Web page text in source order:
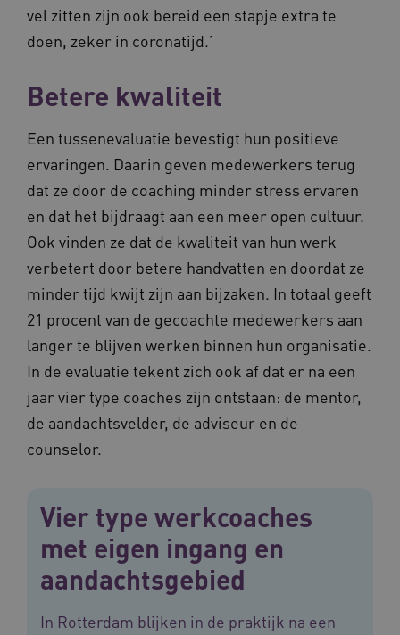
vel zitten zijn ook bereid een stapje extra te
doen, zeker in coronatijd.’
Betere kwaliteit
Een tussenevaluatie bevestigt hun positieve
ervaringen. Daarin geven medewerkers terug
dat ze door de coaching minder stress ervaren
en dat het bijdraagt aan een meer open cultuur.
Ook vinden ze dat de kwaliteit van hun werk
verbetert door betere handvatten en doordat ze
minder tijd kwijt zijn aan bijzaken. In totaal geeft
21 procent van de gecoachte medewerkers aan
langer te blijven werken binnen hun organisatie.
In de evaluatie tekent zich ook af dat er na een
jaar vier type coaches zijn ontstaan: de mentor,
de aandachtsvelder, de adviseur en de
counselor.
Vier type werkcoaches
met eigen ingang en
aandachtsgebied
In Rotterdam blijken in de praktijk na een
Corporation
CookieScriptConsent
CookieScript
www.vilans.nl
11
FPLC .vilans.nl